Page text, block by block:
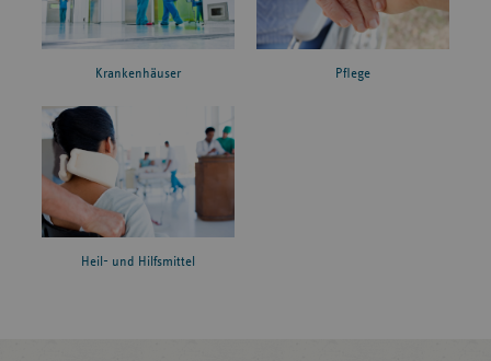
Krankenhäuser Pflege
Heil- und Hilfsmittel